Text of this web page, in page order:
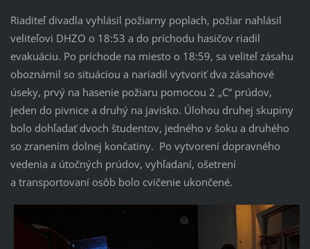
Riaditeľ divadla vyhlásil požiarny poplach, požiar nahlásil
veliteľovi DHZO o 18:53 a do príchodu hasičov riadil
evakuáciu. Po príchode na miesto o 18:59, sa veliteľ zásahu
oboznámil so situáciou a nariadil vytvoriť dva zásahové
úseky, prvý na hasenie požiaru pomocou 2 „C“ prúdov,
jeden do pivnice a druhý na javisko. Úlohou druhej skupiny
bolo dohľadať dvoch študentov, jedného v šoku a druhého
so zranením dolnej končatiny. Po vytvorení dopravného
vedenia a útočných prúdov, vyhľadaní, ošetrení
a transportovaní osôb bolo cvičenie ukončené.